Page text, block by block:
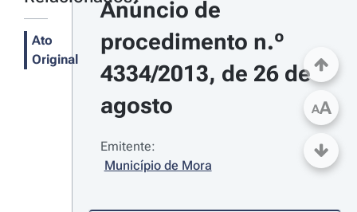
Ato
Original
Anúncio de
procedimento n.º
4334/2013, de 26 de
agosto
Emitente:
Município de Mora
AA